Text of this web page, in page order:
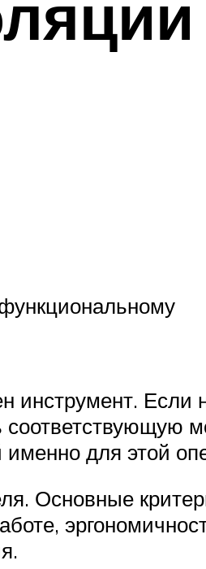
инструмент. Если
соответствующую
именно для этой
Основные